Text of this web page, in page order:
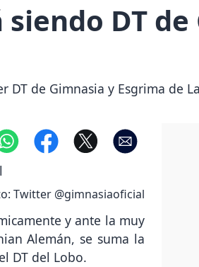
DT
de Gimnasia y Esgrima de
Twitter @gimnasiaoficial
y ante la muy
Alemán, se suma la
DT del Lobo.